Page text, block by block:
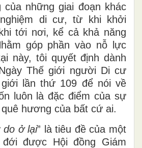
của những giai đoạn khác
di cư, từ khi khởi
tới nơi, kể cả khả năng
gópphần vào nỗ lực
này, tôi quyết định dành
Thế giới người Di cư
lần thứ 109 để nói về
luôn là đặc điểm của sự
hương của bất cứ ai.
do ở lại” là tiêu đề của một
được Hội đồng Giám